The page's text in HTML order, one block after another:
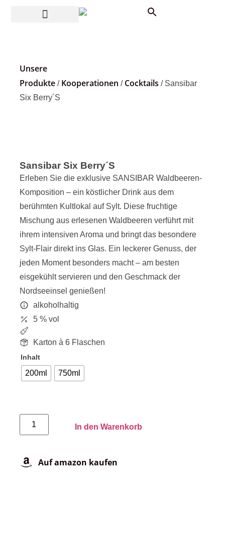
Unsere
Produkte/ Kooperationen / Cocktails / Sansibar
Six Berry´S
Sansibar Six Berry´S
Erleben Sie die exklusive SANSIBAR Waldbeeren-
Komposition – ein köstlicher Drink aus dem
berühmten Kultlokal auf Sylt. Diese fruchtige
Mischung aus erlesenen Waldbeeren verführt mit
ihrem intensiven Aroma und bringt das besondere
Sylt-Flair direkt ins Glas. Ein leckerer Genuss, der
jeden Moment besonders macht – am besten
eisgekühlt servieren und den Geschmack der
Nordseeinsel genießen!
alkoholhaltig
5 % vol
Karton à 6 Flaschen
Inhalt
200ml 750ml
In den Warenkorb
Auf amazon kaufen